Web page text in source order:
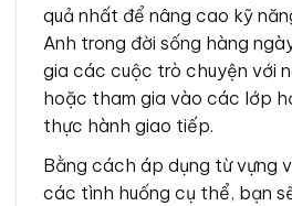
quả nhất để nâng cao kỹ
Anh trong đời sống hàng
gia các cuộc trò chuyện với
hoặc tham gia vào các lớp
thực hành giao tiếp.
Bằng cách áp dụng từ vựng
các tình huống cụ thể, bạn